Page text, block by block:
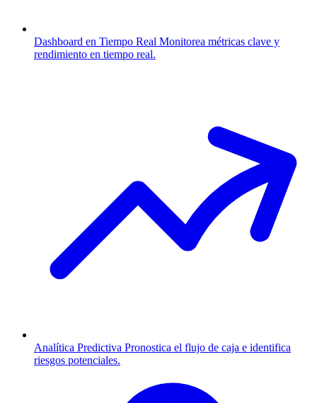
Dashboard en Tiempo Real Monitorea métricas clave y
rendimiento en tiempo real.
Analítica Predictiva Pronostica el flujo de caja e identifica
riesgos potenciales.